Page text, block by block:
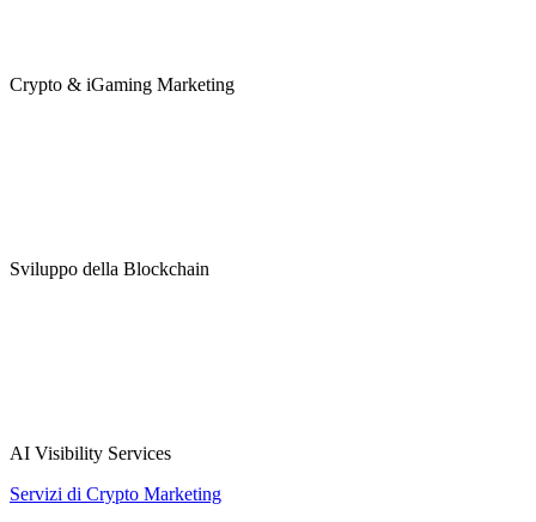
Crypto & iGaming Marketing
Sviluppo della Blockchain
AI Visibility Services
Servizi di Crypto Marketing